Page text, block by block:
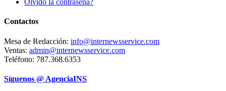
Olvidó la contraseña?
Contactos
Mesa de Redacción: info@internewsservice.com
Ventas: admin@internewsservice.com
Teléfono: 787.368.6353
Síguenos @ AgenciaINS